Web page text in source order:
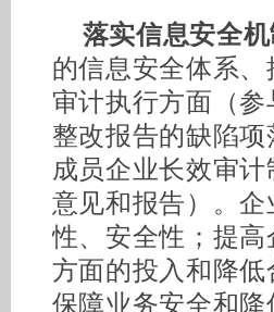
落实信息安全机
的信息安全体系
审计执行方面（
整改报告的缺陷
成员企业长效审
意见和报告）。
性、安全性；提
方面的投入和降
保障业务安全和